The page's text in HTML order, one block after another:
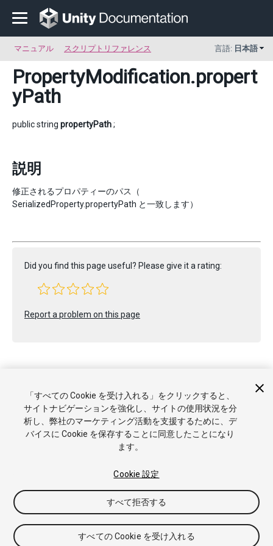
マニュアル スクリプトリファレンス 言語: 日本語
PropertyModification.propert
yPath
public string propertyPath;
説明
修正されるプロパティーのパス（
SerializedProperty.propertyPath と一致します）
Did you find this page useful? Please give it a rating:
Report a problem on this page
Copyright © 2023 Unity Technologies. Publication 2023.2
チュートリアル
Answers ナレッジベース フォーラム
ットストア
商標と利用規約 法律関連
プライバシーポリシー
私の個人情報を販売または共有しない
「すべての Cookie を受け入れる」をクリックすると、
サイトナビゲーションを強化し、サイトの使用状況を分
析し、弊社のマーケティング活動を支援するために、デ
バイスに Cookie を保存することに同意したことになり
ます。
Cookie 設定
すべて拒否する
すべての Cookie を受け入れる